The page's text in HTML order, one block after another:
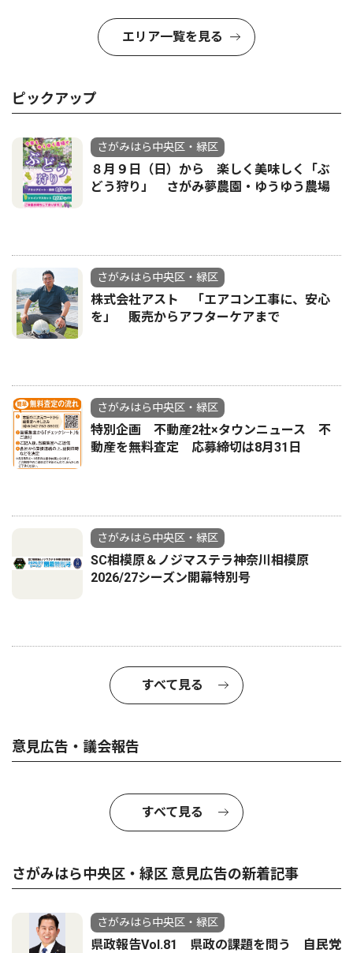
エリア一覧を見る
ピックアップ
さがみはら中央区・緑区
８月９日（日）から 楽しく美味しく「ぶ
どう狩り」 さがみ夢農園・ゆうゆう農場
さがみはら中央区・緑区
株式会社アスト 「エアコン工事に、安心
を」 販売からアフターケアまで
さがみはら中央区・緑区
特別企画 不動産2社×タウンニュース 不
動産を無料査定 応募締切は8月31日
さがみはら中央区・緑区
SC相模原＆ノジマステラ神奈川相模原
2026/27シーズン開幕特別号
すべて見る
意見広告・議会報告
すべて見る
さがみはら中央区・緑区 意見広告の新着記事
さがみはら中央区・緑区
県政報告Vol.81 県政の課題を問う 自民党